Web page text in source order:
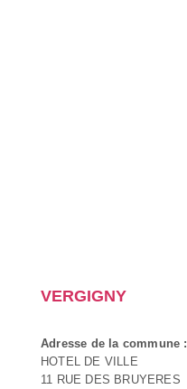
VERGIGNY
Adresse de la commune :
HOTEL DE VILLE
11 RUE DES BRUYERES